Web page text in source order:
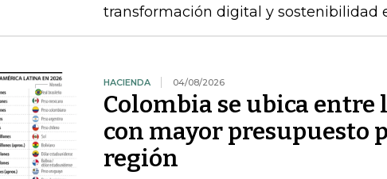
transformación digital y sostenibilidad
HACIENDA 04/08/2026
Colombia se ubica entre
con mayor presupuesto
región